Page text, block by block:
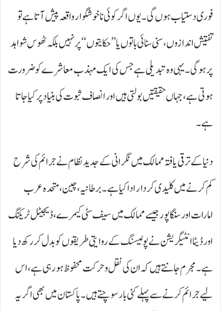
فوری دستیاب ہوں گی۔ یوں اگر کوئی ناخوشگوار واقعہ پیش آتا ہے تو
تفتیش اندازوں، سنی سنائی باتوں یا ’’ حکایتوں‘‘ پر نہیں بلکہ ٹھوس شواہد
پر ہوگی۔ یہی وہ تبدیلی ہے جس کی ایک مہذب معاشرے کو ضرورت
ہوتی ہے، جہاں حقیقتیں بولتی ہیں اور انصاف ثبوت کی بنیاد پر کیا جاتا
ہے۔
دنیا کے ترقی یافتہ ممالک میں نگرانی کے جدید نظام نے جرائم کی شرح
کم کرنے میں کلیدی کردار ادا کیا ہے۔ برطانیہ، چین، متحدہ عرب
امارات اور سنگاپور جیسے ممالک میں سیف سٹی کیمرے، ڈیجیٹل ٹریکنگ
اور ڈیٹا انٹیگریشن نے پولیسنگ کے روایتی طریقوں کو بدل کر رکھ دیا
ہے۔ مجرم جانتے ہیں کہ ان کی نقل و حرکت محفوظ ہو رہی ہے، اس
لیے جرائم کرنے سے پہلے کئی بار سوچتے ہیں۔ پاکستان میں بھی اگر یہ